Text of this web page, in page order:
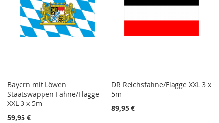
Bayern mit Löwen
Staatswappen Fahne/Flagge
XXL 3 x 5m
59,95 €
DR Reichsfahne/Flagge XXL 3 x
5m
89,95 €